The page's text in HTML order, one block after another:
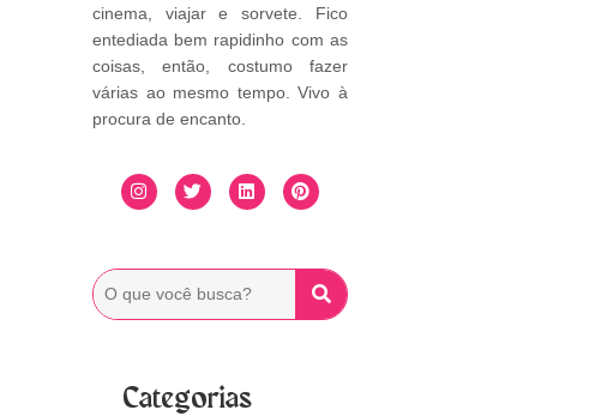
cinema, viajar e sorvete. Fico
entediada bem rapidinho com as
coisas, então, costumo fazer
várias ao mesmo tempo. Vivo à
procura de encanto.
Categorias